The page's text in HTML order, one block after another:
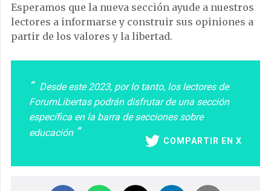
Esperamos que la nueva sección ayude a nuestros
lectores a informarse y construir sus opiniones a
partir de los valores y la libertad.
Desde este 2023, por lo tanto, los lectores de
ForumLibertas podrán disfrutar de una sección
específica en la barra de secciones sobre
educación
COMPARTIR EN X